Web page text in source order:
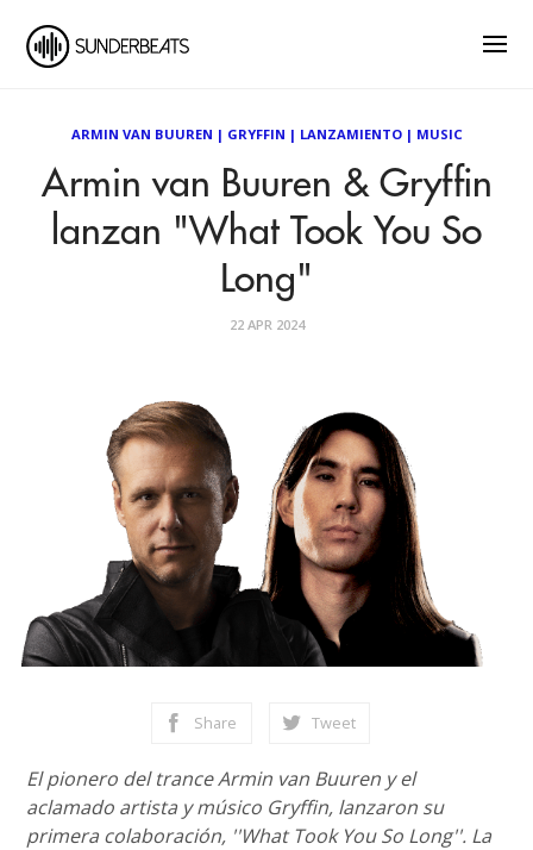
ARMIN VAN BUUREN | GRYFFIN | LANZAMIENTO| MUSIC
Armin van Buuren & Gryffin
lanzan "What Took You So
Long"
22 APR 2024
Share Tweet
El pionero del trance Armin van Buuren y el
aclamado artista y músico Gryffin, lanzaron su
primera colaboración, ''What Took You So Long''. La